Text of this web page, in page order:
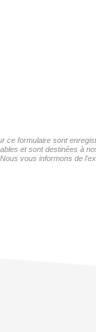
ce formulaire sont
et sont destinées à
vous informons de